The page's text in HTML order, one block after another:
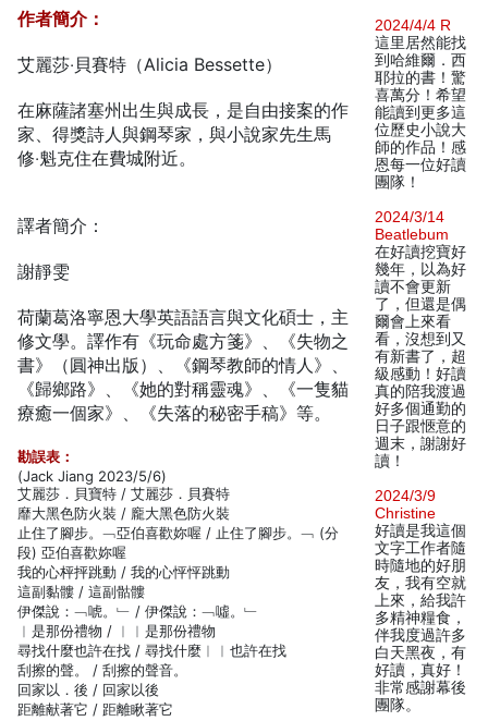
作者簡介：
艾麗莎‧貝賽特（Alicia Bessette）
在麻薩諸塞州出生與成長，是自由接案的作
家、得獎詩人與鋼琴家，與小說家先生馬
修‧魁克住在費城附近。
譯者簡介：
謝靜雯
荷蘭葛洛寧恩大學英語語言與文化碩士，主
修文學。譯作有《玩命處方箋》、《失物之
書》（圓神出版）、《鋼琴教師的情人》、
《歸鄉路》、《她的對稱靈魂》、《一隻貓
療癒一個家》、《失落的秘密手稿》等。
勘誤表：
(Jack Jiang 2023/5/6)
艾麗莎．貝寶特 / 艾麗莎．貝賽特
靡大黑色防火裝 / 龐大黑色防火裝
止住了腳步。﹁亞伯喜歡妳喔 / 止住了腳步。﹁ (分
段) 亞伯喜歡妳喔
我的心枰抨跳動 / 我的心怦怦跳動
這副黏髏 / 這副骷髏
伊傑說：﹁唬。﹂ / 伊傑說：﹁噓。﹂
︱是那份禮物 / ︱︱是那份禮物
尋找什麼也許在找 / 尋找什麼︱︱也許在找
刮擦的聲。 / 刮擦的聲音。
回家以．後 / 回家以後
距離献著它 / 距離瞅著它
2024/4/4 R
這里居然能找
到哈維爾．西
耶拉的書！驚
喜萬分！希望
能讀到更多這
位歷史小說大
師的作品！感
恩每一位好讀
團隊！
2024/3/14
Beatlebum
在好讀挖寶好
幾年，以為好
讀不會更新
了，但還是偶
爾會上來看
看，沒想到又
有新書了，超
級感動！好讀
真的陪我渡過
好多個通勤的
日子跟愜意的
週末，謝謝好
讀！
2024/3/9
Christine
好讀是我這個
文字工作者隨
時隨地的好朋
友，我有空就
上來，給我許
多精神糧食，
伴我度過許多
白天黑夜，有
好讀，真好！
非常感謝幕後
團隊。